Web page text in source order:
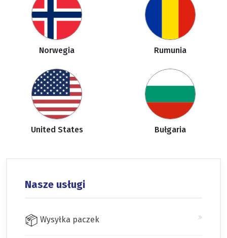
Norwegia Rumunia
United States Bułgaria
Nasze usługi
Wysyłka paczek